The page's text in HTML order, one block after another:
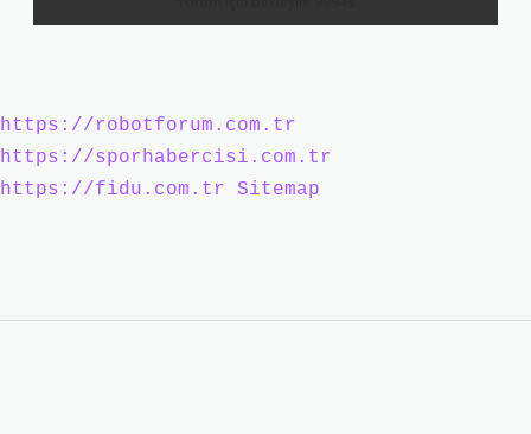
https://robotforum.com.tr
https://sporhabercisi.com.tr
https://fidu.com.tr
Sitemap